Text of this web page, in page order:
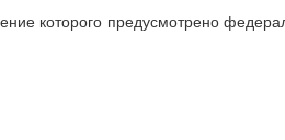
которого предусмотрено